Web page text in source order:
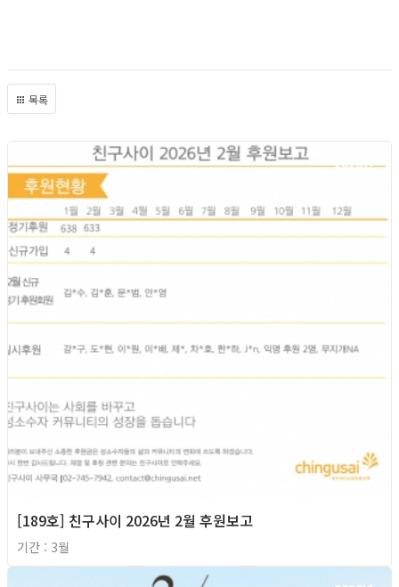
목록
2026년
[189호] 친구사이 2026년 2월 후원보고
기간 : 3월